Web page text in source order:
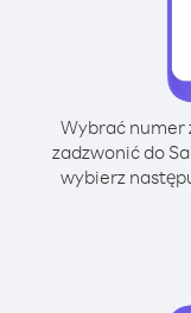
Wybrać numer
zadzwonić do
wybierz